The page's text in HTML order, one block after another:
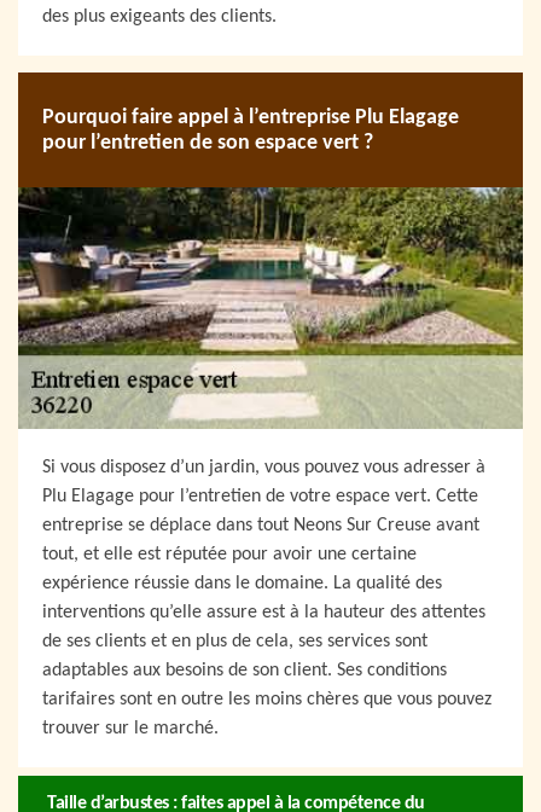
des plus exigeants des clients.
Pourquoi faire appel à l’entreprise Plu Elagage
pour l’entretien de son espace vert ?
Si vous disposez d’un jardin, vous pouvez vous adresser à
Plu Elagage pour l’entretien de votre espace vert. Cette
entreprise se déplace dans tout Neons Sur Creuse avant
tout, et elle est réputée pour avoir une certaine
expérience réussie dans le domaine. La qualité des
interventions qu’elle assure est à la hauteur des attentes
de ses clients et en plus de cela, ses services sont
adaptables aux besoins de son client. Ses conditions
tarifaires sont en outre les moins chères que vous pouvez
trouver sur le marché.
Taille d’arbustes : faites appel à la compétence du